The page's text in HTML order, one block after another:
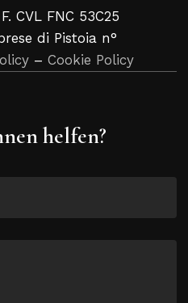
CVL FNC 53C25
di Pistoia n°
– Cookie Policy
helfen?